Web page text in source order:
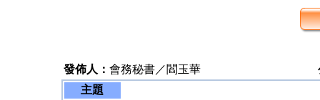
發佈人： 會務秘書／閻玉華
主題